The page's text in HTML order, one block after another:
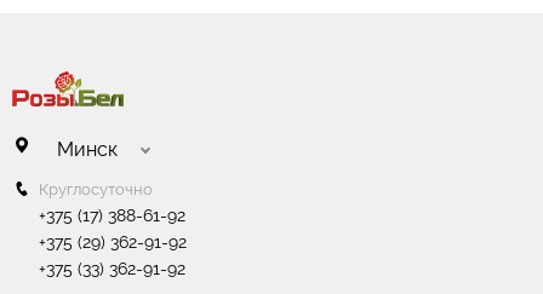
Минск
Круглосуточно
+375 (17) 388-61-92
+375 (29) 362-91-92
+375 (33) 362-91-92